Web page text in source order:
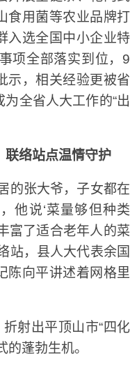
食用菌等农业品牌打
入选全国中小企业特
项全部落实到位，9
示，相关经验更被省
全省人大工作的“出
联络站点温情守护
张大爷，子女都在
他说‘菜量够但种类
富了适合老年人的菜
站，县人大代表余国
陈向平讲述着网格里
射出平顶山市“四化
的蓬勃生机。